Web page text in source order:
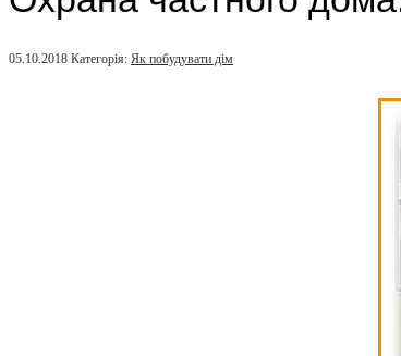
05.10.2018 Категорія: Як побудувати дім